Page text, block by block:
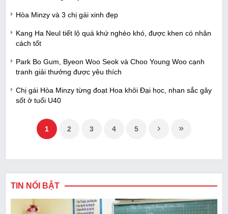
Hòa Minzy và 3 chị gái xinh đẹp
Kang Ha Neul tiết lộ quá khứ nghèo khó, được khen có nhân
cách tốt
Park Bo Gum, Byeon Woo Seok và Choo Young Woo cạnh
tranh giải thưởng được yêu thích
Chị gái Hòa Minzy từng đoạt Hoa khôi Đại học, nhan sắc gây
sốt ở tuổi U40
1 2 3 4 5
TIN NỔI BẬT